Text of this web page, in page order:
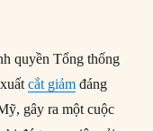
quyền Tổng thống
xuấtcắt giảm đáng
gây ra một cuộc